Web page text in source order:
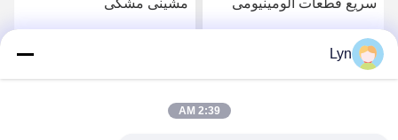
مشینی مشکی
بهترین قیمت را دریافت
لیزری CNC خدمات
Lyn
2:39 AM